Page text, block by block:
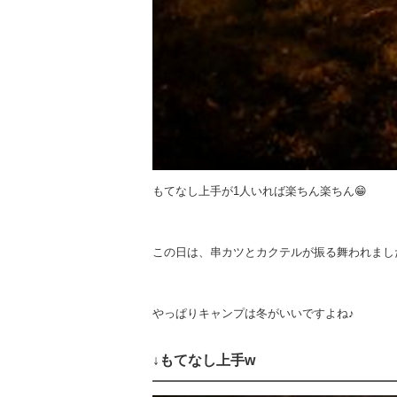
もてなし上手が1人いれば楽ちん楽ちん😁
この日は、串カツとカクテルが振る舞われま
やっぱりキャンプは冬がいいですよね♪
↓もてなし上手w